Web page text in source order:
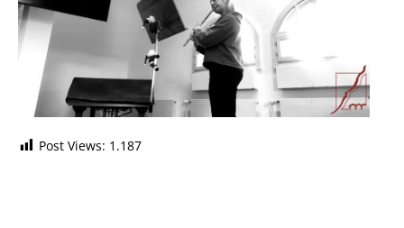
Post Views: 1.187